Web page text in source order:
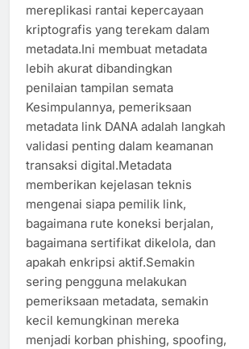
mereplikasi rantai kepercayaan
kriptografis yang terekam dalam
metadata.Ini membuat metadata
lebih akurat dibandingkan
penilaian tampilan semata
Kesimpulannya, pemeriksaan
metadata link DANA adalah langkah
validasi penting dalam keamanan
transaksi digital.Metadata
memberikan kejelasan teknis
mengenai siapa pemilik link,
bagaimana rute koneksi berjalan,
bagaimana sertifikat dikelola, dan
apakah enkripsi aktif.Semakin
sering pengguna melakukan
pemeriksaan metadata, semakin
kecil kemungkinan mereka
menjadi korban phishing, spoofing,